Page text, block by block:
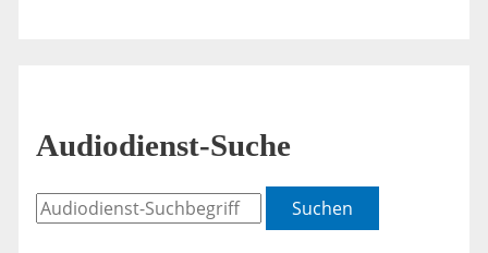
Audiodienst-Suche
Suchen